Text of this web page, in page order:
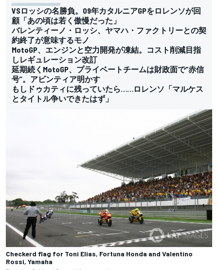
VSロッシの名勝負。09年カタルニアGPをロレンソが回
顧「あの頃は若く傲慢だった」
バレンティーノ・ロッシ、ヤマハ・ファクトリーとの契
約終了が意味するモノ
MotoGP、エンジンと空力開発が凍結。コスト削減目指
しレギュレーション改訂
延期続くMotoGP、プライベートチームは財政面で“赤信
号”。アビンティア明かす
もしドゥカティに残っていたら……ロレンソ「マルケス
とタイトル争いできたはず」
Checkerd flag for Toni Elias, Fortuna Honda and Valentino
Rossi, Yamaha